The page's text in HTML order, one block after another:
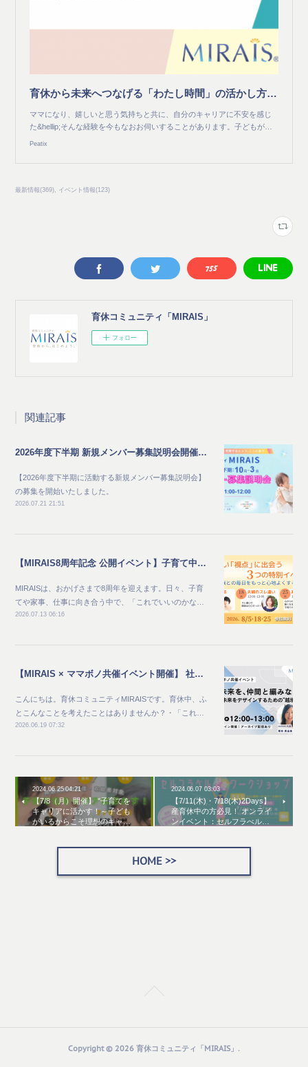
育休から未来へつなげる「わたし時間」の活かし方 ～チャレンジと仲間とで広がる人生の可能性～
ママになり、嬉しいと思う気持ちと共に、自分のキャリアに不安を感じ
た&hellip;そんな経験を今もなおお伺いすることがあります。子どもが…
Peatix
最新情報(369) イベント情報(123)
育休コミュニティ「MIRAIS」
フォロー
関連記事
2026年度下半期 新規メンバー募集説明会開催のご案内
【2026年度下半期に活動する新規メンバー募集説明会】
の募集を開始いたしました。
2026.07.21 21:51
【MIRAIS8周年記念 公開イベント】子育て中のママ向け_家族との毎日をもっと心地よくする夏 新しい"視点"に出会う3つの特別イベント
MIRAISは、おかげさまで8周年を迎えます。日々、子育
てや家事、仕事に向き合う中で、「これでいいのかな…
2026.07.13 06:16
【MIRAIS × ママボノ共催イベント開催】 社会と未来を、仲間と編みなおす ～自分らしい未来をデザインするための“越境体験”～
こんにちは。育休コミュニティMIRAISです。育休中、ふ
とこんなことを考えたことはありませんか？・「これ…
2026.06.19 07:32
2024.06.25 04:21
【7/8（月）開催】 "子育てを
キャリアに活かす！～子ども
がいるからこそ理想のキャ…
2024.06.07 03:03
【7/11(木)・7/18(木)2Days】
産育休中の方必見！ オンライ
ンイベント：セルフラべル…
HOME >>
Copyright © 2026 育休コミュニティ「MIRAIS」 .